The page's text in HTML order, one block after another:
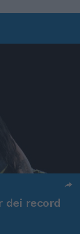
dei record